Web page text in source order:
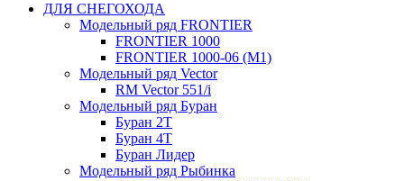
ДЛЯ СНЕГОХОДА
Модельный ряд FRONTIER
FRONTIER 1000
FRONTIER 1000-06 (М1)
Модельный ряд Vector
RM Vector 551/i
Модельный ряд Буран
Буран 2Т
Буран 4Т
Буран Лидер
Модельный ряд Рыбинка